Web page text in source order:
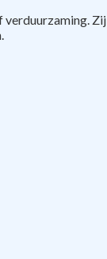
verduurzaming. Zij